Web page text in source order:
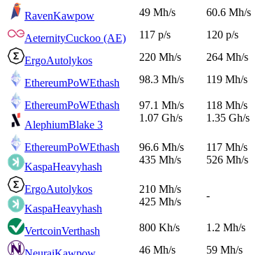
RavenKawpow 49 Mh/s 60.6 Mh/s
AeternityCuckoo (AE) 117 p/s 120 p/s
ErgoAutolykos 220 Mh/s 264 Mh/s
EthereumPoWEthash 98.3 Mh/s 119 Mh/s
EthereumPoWEthash
AlephiumBlake 3
97.1 Mh/s
1.07 Gh/s
118 Mh/s
1.35 Gh/s
EthereumPoWEthash
KaspaHeavyhash
96.6 Mh/s
435 Mh/s
117 Mh/s
526 Mh/s
ErgoAutolykos
KaspaHeavyhash
210 Mh/s
425 Mh/s
-
VertcoinVerthash 800 Kh/s 1.2 Mh/s
46 Mh/s 59 Mh/s